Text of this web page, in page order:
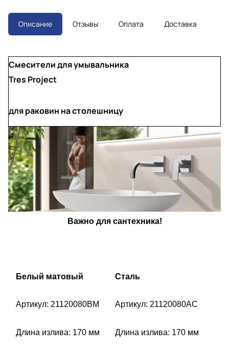
Описание Отзывы Оплата Доставка
Смесители для умывальника
Tres Project
для раковин на столешницу
Важно для сантехника!
Белый матовый
Артикул: 21120080BM
Длина излива: 170 мм
Сталь
Артикул: 21120080AC
Длина излива: 170 мм